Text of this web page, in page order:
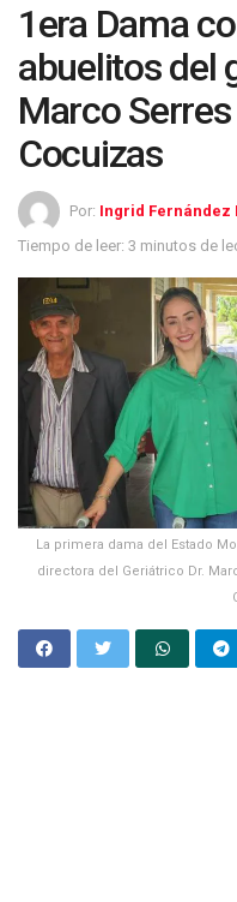
1era Dama
abuelitos del
Marco
Cocuizas
Por: Ingrid Fernández
Tiempo de leer: 3 minutos de
La primera dama del Estado
directora del Geriátrico Dr.